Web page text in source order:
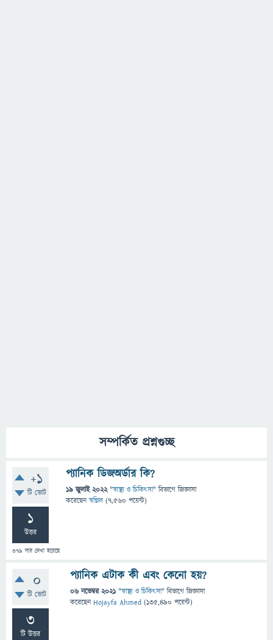
সম্পর্কিত প্রশ্নগুচ্ছ
+1
টি ভোট
1
উত্তর
379 বার দেখা হয়েছে
প্যানিক ডিজঅর্ডার কি?
19 জুলাই 2022 "স্বাস্থ্য ও চিকিৎসা" বিভাগে জিজ্ঞাসা
করেছেনস্বপ্নিল (7,560 পয়েন্ট)
0
টি ভোট
3
টি উত্তর
প্যানিক এটাক কী এবং কেনো হয়?
06 নভেম্বর 2021 "স্বাস্থ্য ও চিকিৎসা" বিভাগে জিজ্ঞাসা
করেছেনHojayfa Ahmed (135,490 পয়েন্ট)